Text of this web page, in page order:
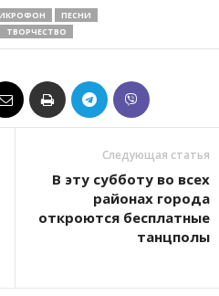
ПЕСНИ
ТВОРЧЕСТВО
Следующая статья
В эту субботу во всех
районах города
откроются бесплатные
танцполы